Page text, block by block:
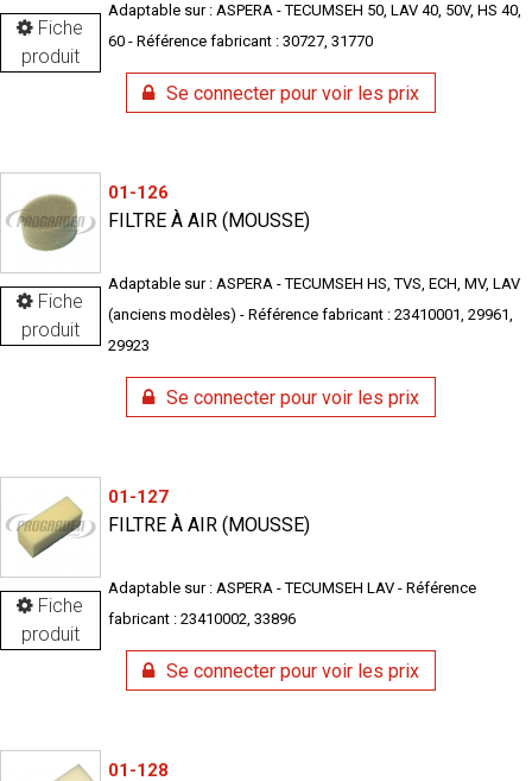
Fiche
produit
Adaptable sur : ASPERA - TECUMSEH 50, LAV 40, 50V, HS 40,
60 - Référence fabricant : 30727, 31770
Se connecter pour voir les prix
Fiche
produit
01-126
FILTRE À AIR (MOUSSE)
Adaptable sur : ASPERA - TECUMSEH HS, TVS, ECH, MV, LAV
(anciens modèles) - Référence fabricant : 23410001, 29961,
29923
Se connecter pour voir les prix
Fiche
produit
01-127
FILTRE À AIR (MOUSSE)
Adaptable sur : ASPERA - TECUMSEH LAV - Référence
fabricant : 23410002, 33896
Se connecter pour voir les prix
01-128